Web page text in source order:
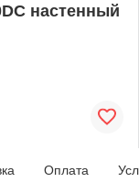
настенный
Оплата